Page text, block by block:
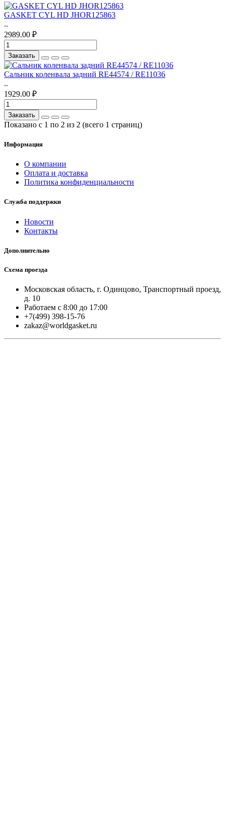
GASKET CYL HD JHOR125863
..
2989.00 ₽
Заказать
Сальник коленвала задний RE44574 / RE11036
..
1929.00 ₽
Заказать
Показано с 1 по 2 из 2 (всего 1 страниц)
Информация
О компании
Оплата и доставка
Политика конфиденциальности
Служба поддержки
Новости
Контакты
Дополнительно
Схема проезда
Московская область, г. Одинцово, Транспортный проезд,
д. 10
Работаем с 8:00 до 17:00
+7(499) 398-15-76
zakaz@worldgasket.ru